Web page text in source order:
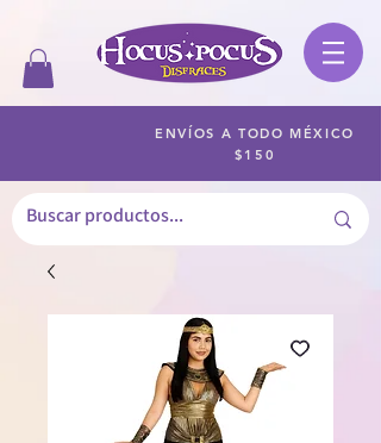
ENVÍOS A TODO MÉXICO
$150